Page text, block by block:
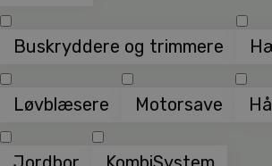
Buskryddere og trimmere
Løvblæsere Motorsave